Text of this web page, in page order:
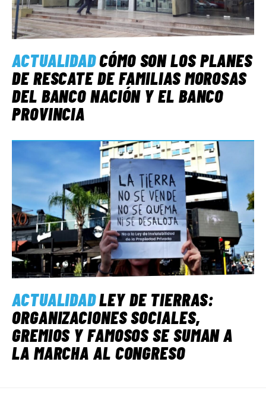
ACTUALIDADCÓMO SON LOS PLANES
DE RESCATE DE FAMILIAS MOROSAS
DEL BANCO NACIÓN Y EL BANCO
PROVINCIA
ACTUALIDADLEY DE TIERRAS:
ORGANIZACIONES SOCIALES,
GREMIOS Y FAMOSOS SE SUMAN A
LA MARCHA AL CONGRESO